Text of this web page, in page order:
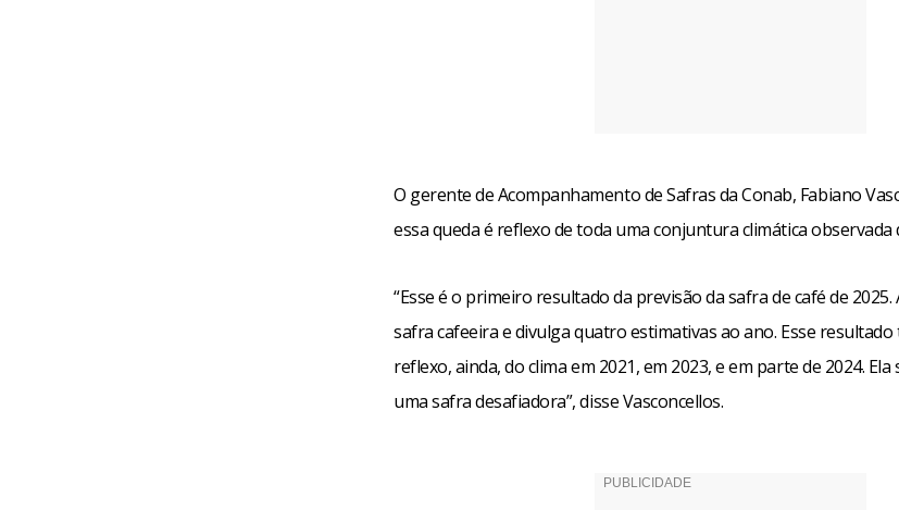
O gerente de Acompanhamento de Safras da Conab, Fabiano
essa queda é reflexo de toda uma conjuntura climática observada
“Esse é o primeiro resultado da previsão da safra de café de
safra cafeeira e divulga quatro estimativas ao ano. Esse
reflexo, ainda, do clima em 2021, em 2023, e em parte de 2024.
uma safra desafiadora”, disse Vasconcellos.